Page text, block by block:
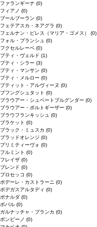
ファランギーナ (0)
フィアノ (0)
ブールブーラン (0)
フェテアスカ・ネアグラ (0)
フェルナン・ピレス（マリア・ゴメス） (0)
フォル・ブランシュ (0)
フクセルレーベ (0)
プティ・ヴェルド (1)
プティ・シラー (3)
プティ・マンサン (0)
プティ・メルロー (0)
プティット・アルヴィーヌ (0)
プフングシュタット (0)
ブラウアー・シュペートブルグンダー (0)
ブラウアー・ポルトギーザー (0)
ブラウフランキッシュ (0)
ブラケット (0)
ブラック・ミュスカ (0)
ブラッドオレンジ (0)
プリミティーヴォ (0)
フルミント (0)
フレイザ (0)
ブレンド (0)
プロセッコ (0)
ポデーレ・カストラーニ (0)
ボデガスアルタディ (0)
ボナルダ (0)
ボバル (0)
ガルナッチャ・ブランカ (0)
ボンビーノ (0)